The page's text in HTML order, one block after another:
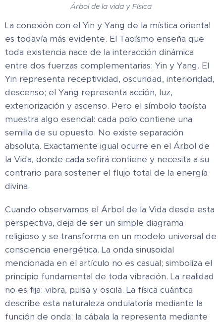
Árbol de la vida y Física
La conexión con el Yin y Yang de la mística oriental
es todavía más evidente. El Taoísmo enseña que
toda existencia nace de la interacción dinámica
entre dos fuerzas complementarias: Yin y Yang. El
Yin representa receptividad, oscuridad, interioridad,
descenso; el Yang representa acción, luz,
exteriorización y ascenso. Pero el símbolo taoísta
muestra algo esencial: cada polo contiene una
semilla de su opuesto. No existe separación
absoluta. Exactamente igual ocurre en el Árbol de
la Vida, donde cada sefirá contiene y necesita a su
contrario para sostener el flujo total de la energía
divina.
Cuando observamos el Árbol de la Vida desde esta
perspectiva, deja de ser un simple diagrama
religioso y se transforma en un modelo universal de
consciencia energética. La onda sinusoidal
mencionada en el artículo no es casual; simboliza el
principio fundamental de toda vibración. La realidad
no es fija: vibra, pulsa y oscila. La física cuántica
describe esta naturaleza ondulatoria mediante la
función de onda; la cábala la representa mediante